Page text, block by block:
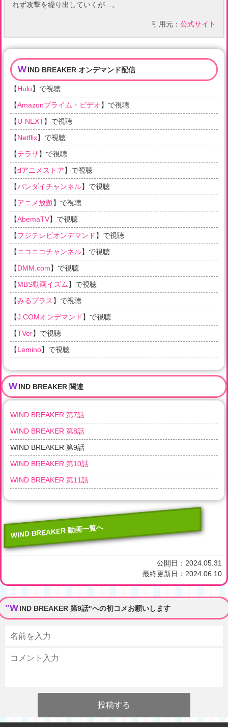
れず攻撃を繰り出していくが…。
引用元： 公式サイト
WIND BREAKER オンデマンド配信
【Hulu】で視聴
【Amazonプライム・ビデオ】で視聴
【U-NEXT】で視聴
【Netflix】で視聴
【テラサ】で視聴
【dアニメストア】で視聴
【バンダイチャンネル】で視聴
【アニメ放題】で視聴
【AbemaTV】で視聴
【フジテレビオンデマンド 】で視聴
【ニコニコチャンネル】で視聴
【DMM.com】で視聴
【MBS動画イズム 】で視聴
【みるプラス 】で視聴
【J:COMオンデマンド 】で視聴
【TVer】で視聴
【Lemino】で視聴
WIND BREAKER 関連
WIND BREAKER 第7話
WIND BREAKER 第8話
WIND BREAKER 第9話
WIND BREAKER 第10話
WIND BREAKER 第11話
WIND BREAKER 動画一覧へ
公開日： 2024.05.31
最終更新日： 2024.06.10
"WIND BREAKER 第9話"への初コメお願いします